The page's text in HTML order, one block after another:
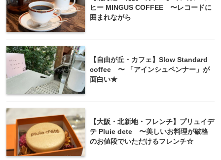
ヒー MINGUS COFFEE 〜レコードに
囲まれながら
【自由が丘・カフェ】Slow Standard
coffee 〜 「アインシュペンナー」が
面白い★
【大阪・北新地・フレンチ】プリュイデ
テ Pluie dete 〜美しいお料理が破格
のお値段でいただけるフレンチ☆